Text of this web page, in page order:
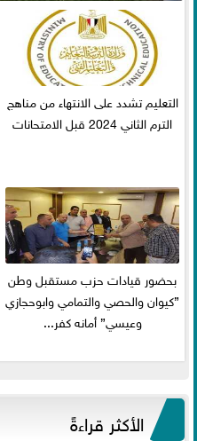
التعليم تشدد على الانتهاء من مناهج
الترم الثاني 2024 قبل الامتحانات
بحضور قيادات حزب مستقبل وطن
”كيوان والحصي والتمامي وابوحجازي
وعيسي” أمانه كفر...
الأكثر قراءةً